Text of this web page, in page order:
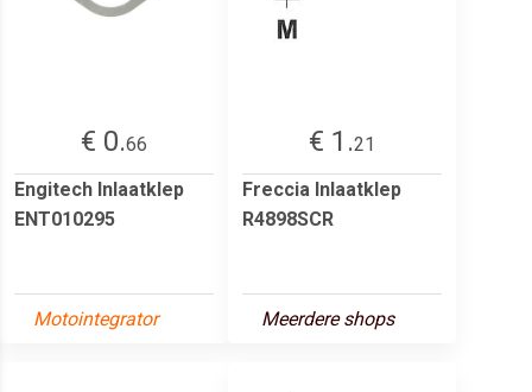
€ 0.66
Engitech Inlaatklep
ENT010295
Motointegrator
€ 1.21
Freccia Inlaatklep
R4898SCR
Meerdere shops